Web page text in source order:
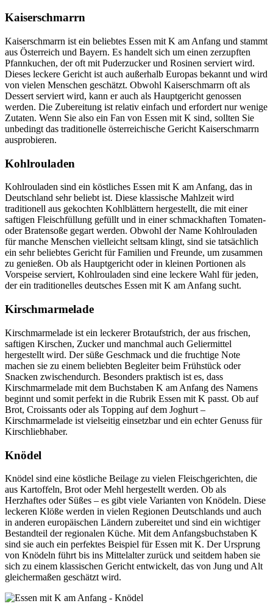
Kaiserschmarrn
Kaiserschmarrn ist ein beliebtes Essen mit K am Anfang und stammt
aus Österreich und Bayern. Es handelt sich um einen zerzupften
Pfannkuchen, der oft mit Puderzucker und Rosinen serviert wird.
Dieses leckere Gericht ist auch außerhalb Europas bekannt und wird
von vielen Menschen geschätzt. Obwohl Kaiserschmarrn oft als
Dessert serviert wird, kann er auch als Hauptgericht genossen
werden. Die Zubereitung ist relativ einfach und erfordert nur wenige
Zutaten. Wenn Sie also ein Fan von Essen mit K sind, sollten Sie
unbedingt das traditionelle österreichische Gericht Kaiserschmarrn
ausprobieren.
Kohlrouladen
Kohlrouladen sind ein köstliches Essen mit K am Anfang, das in
Deutschland sehr beliebt ist. Diese klassische Mahlzeit wird
traditionell aus gekochten Kohlblättern hergestellt, die mit einer
saftigen Fleischfüllung gefüllt und in einer schmackhaften Tomaten-
oder Bratensoße gegart werden. Obwohl der Name Kohlrouladen
für manche Menschen vielleicht seltsam klingt, sind sie tatsächlich
ein sehr beliebtes Gericht für Familien und Freunde, um zusammen
zu genießen. Ob als Hauptgericht oder in kleinen Portionen als
Vorspeise serviert, Kohlrouladen sind eine leckere Wahl für jeden,
der ein traditionelles deutsches Essen mit K am Anfang sucht.
Kirschmarmelade
Kirschmarmelade ist ein leckerer Brotaufstrich, der aus frischen,
saftigen Kirschen, Zucker und manchmal auch Geliermittel
hergestellt wird. Der süße Geschmack und die fruchtige Note
machen sie zu einem beliebten Begleiter beim Frühstück oder
Snacken zwischendurch. Besonders praktisch ist es, dass
Kirschmarmelade mit dem Buchstaben K am Anfang des Namens
beginnt und somit perfekt in die Rubrik Essen mit K passt. Ob auf
Brot, Croissants oder als Topping auf dem Joghurt –
Kirschmarmelade ist vielseitig einsetzbar und ein echter Genuss für
Kirschliebhaber.
Knödel
Knödel sind eine köstliche Beilage zu vielen Fleischgerichten, die
aus Kartoffeln, Brot oder Mehl hergestellt werden. Ob als
Herzhaftes oder Süßes – es gibt viele Varianten von Knödeln. Diese
leckeren Klöße werden in vielen Regionen Deutschlands und auch
in anderen europäischen Ländern zubereitet und sind ein wichtiger
Bestandteil der regionalen Küche. Mit dem Anfangsbuchstaben K
sind sie auch ein perfektes Beispiel für Essen mit K. Der Ursprung
von Knödeln führt bis ins Mittelalter zurück und seitdem haben sie
sich zu einem klassischen Gericht entwickelt, das von Jung und Alt
gleichermaßen geschätzt wird.